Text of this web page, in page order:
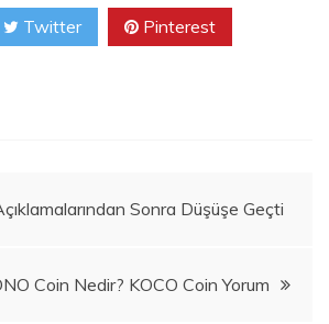
Twitter Pinterest
Sonra Düşüşe Geçti
Coin Nedir? KOCO Coin Yorum